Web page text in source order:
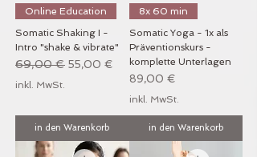
Online Education
Somatic Shaking I -
Intro "shake & vibrate"
Standardpreis
69,00 € Sale-Preis
55,00 €
inkl. MwSt.
in den Warenkorb
8x 60 min
Somatic Yoga - 1x als
Präventionskurs -
komplette Unterlagen
Preis
89,00 €
inkl. MwSt.
in den Warenkorb